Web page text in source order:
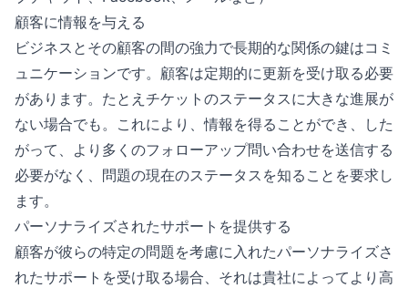
顧客に情報を与える
ビジネスとその顧客の間の強力で長期的な関係の鍵はコミ
ュニケーションです。顧客は定期的に更新を受け取る必要
があります。たとえチケットのステータスに大きな進展が
ない場合でも。これにより、情報を得ることができ、した
がって、より多くのフォローアップ問い合わせを送信する
必要がなく、問題の現在のステータスを知ることを要求し
ます。
パーソナライズされたサポートを提供する
顧客が彼らの特定の問題を考慮に入れたパーソナライズさ
れたサポートを受け取る場合、それは貴社によってより高